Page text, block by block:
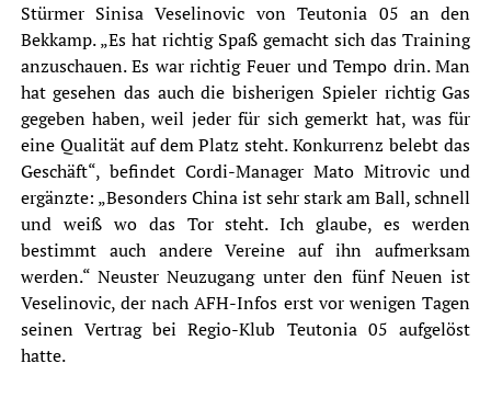
Stürmer Sinisa Veselinovic von Teutonia 05 an den
Bekkamp. „Es hat richtig Spaß gemacht sich das Training
anzuschauen. Es war richtig Feuer und Tempo drin. Man
hat gesehen das auch die bisherigen Spieler richtig Gas
gegeben haben, weil jeder für sich gemerkt hat, was für
eine Qualität auf dem Platz steht. Konkurrenz belebt das
Geschäft“, befindet Cordi-Manager Mato Mitrovic und
ergänzte: „Besonders China ist sehr stark am Ball, schnell
und weiß wo das Tor steht. Ich glaube, es werden
bestimmt auch andere Vereine auf ihn aufmerksam
werden.“ Neuster Neuzugang unter den fünf Neuen ist
Veselinovic, der nach AFH-Infos erst vor wenigen Tagen
seinen Vertrag bei Regio-Klub Teutonia 05 aufgelöst
hatte.